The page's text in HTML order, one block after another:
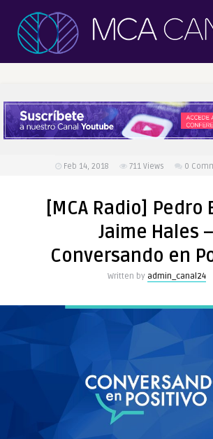
Feb 14, 2018 711 Views 0
[MCA Radio] Pedro
Jaime Hales –
Conversando en
Written by admin_canal24